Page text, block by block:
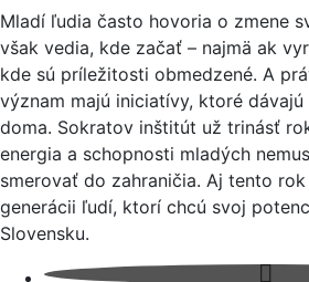
Mladí ľudia často hovoria o zmene
však vedia, kde začať – najmä ak
kde sú príležitosti obmedzené. A
význam majú iniciatívy, ktoré
doma. Sokratov inštitút už trinásť
energia a schopnosti mladých
smerovať do zahraničia. Aj tento
generácii ľudí, ktorí chcú svoj
Slovensku.